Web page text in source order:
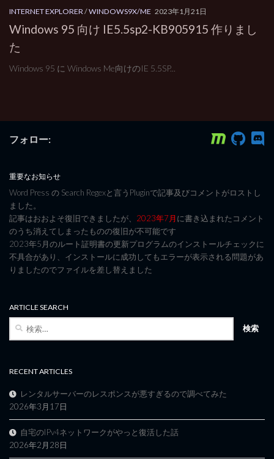
INTERNET EXPLORER/WINDOWS9X/ME 2023年1月21日
Windows 95 向け IE5.5sp2-KB905915 作りまし
た
Windows 95 に Windows Me向けのIE 5.5SP...
フォロー:
重要なお知らせ
Word Press の Search Regexと言うPluginで記事及びコメントがロストし
ました。
記事はおおよそ復旧できましたが、 2023年7月に書き込まれたコメント
のうち消えてしまったものの復旧が不可能です
2023年5月のルート証明書の更新プログラムのインストールチェックに
不具合があり、インストールに成功してもエラーが表示される問題があ
りましたのでファイルを差し替えました
ARTICLE SEARCH
RECENT ARTICLES
レンタルサーバーのレスポンスが悪すぎるので調べてみた
2026年3月17日
自宅のIPv4ネットワークがやっと復活した話
2026年2月28日